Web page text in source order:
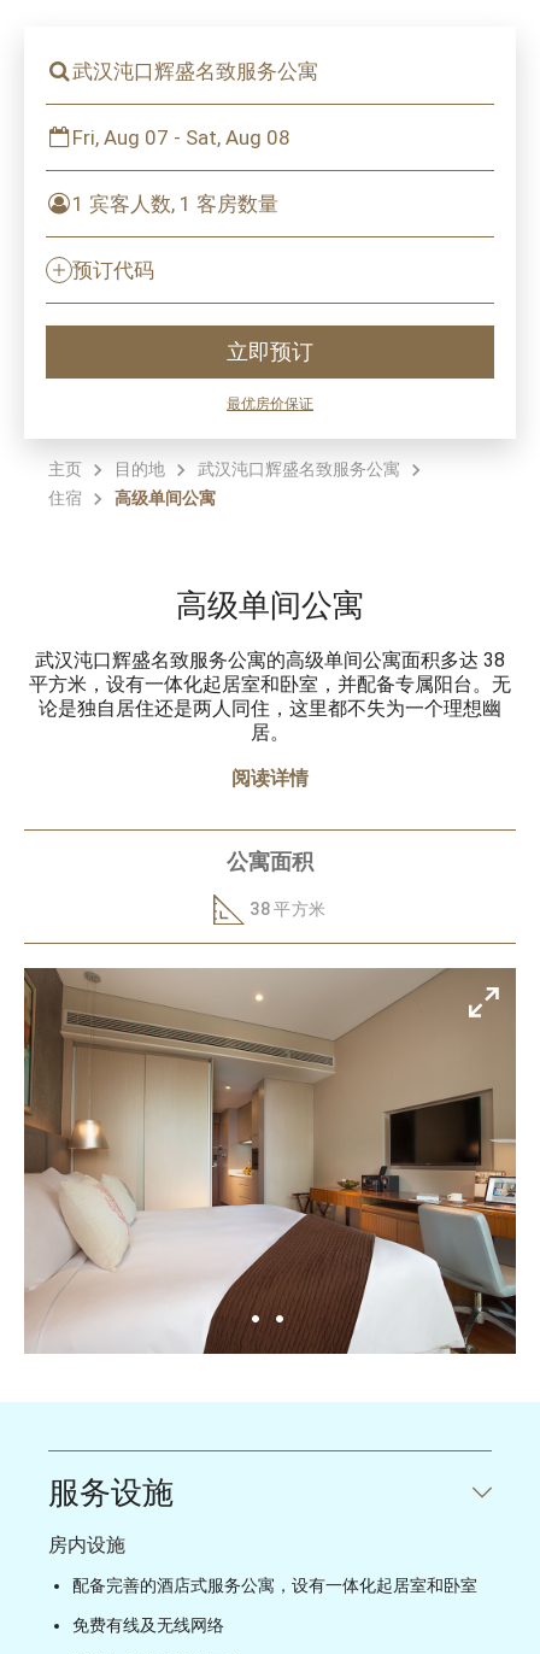
武汉沌口辉盛名致服务公寓
Fri, Aug 07 - Sat, Aug 08
1 宾客人数, 1 客房数量
预订代码
立即预订
最优房价保证
主页 目的地
武汉沌口辉盛名致服务公寓
住宿
高级单间公寓
高级单间公寓
武汉沌口辉盛名致服务公寓的高级单间公寓面积多达 38
平方米，设有一体化起居室和卧室，并配备专属阳台。无
论是独自居住还是两人同住，这里都不失为一个理想幽
居。
阅读详情
公寓面积
38 平方米
服务设施
房内设施
配备完善的酒店式服务公寓，设有一体化起居室和卧室
免费有线及无线网络